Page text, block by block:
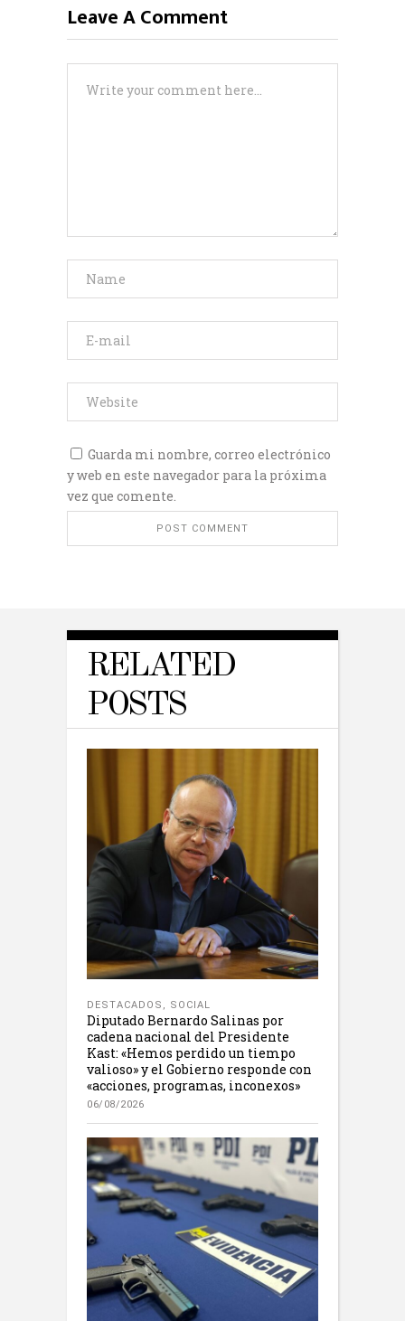
Leave A Comment
Guarda mi nombre, correo electrónico
y web en este navegador para la próxima
vez que comente.
RELATED
POSTS
DESTACADOS , SOCIAL
Diputado Bernardo Salinas por
cadena nacional del Presidente
Kast: «Hemos perdido un tiempo
valioso» y el Gobierno responde con
«acciones, programas, inconexos»
06/08/2026